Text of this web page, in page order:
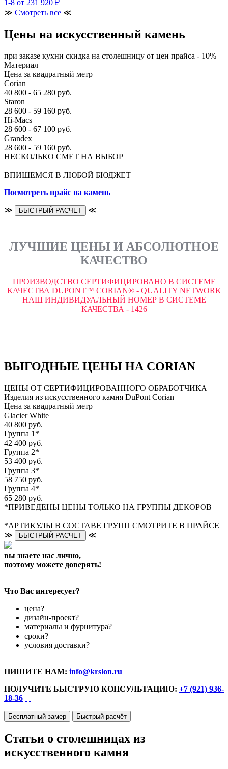
1-8 от 231 920 ₽
≫ Смотреть все ≪
Цены на искусственный камень
при заказе кухни скидка на столешницу от цен прайса - 10%
Материал
Цена за квадратный метр
Corian
40 800 - 65 280 руб.
Staron
28 600 - 59 160 руб.
Hi-Macs
28 600 - 67 100 руб.
Grandex
28 600 - 59 160 руб.
НЕСКОЛЬКО СМЕТ НА ВЫБОР
|
ВПИШЕМСЯ В ЛЮБОЙ БЮДЖЕТ
Посмотреть прайс на камень
≫ БЫСТРЫЙ РАСЧЕТ ≪
ЛУЧШИЕ ЦЕНЫ И АБСОЛЮТНОЕ
КАЧЕСТВО
ПРОИЗВОДСТВО СЕРТИФИЦИРОВАНО В СИСТЕМЕ
КАЧЕСТВА DUPONT™ CORIAN® - QUALITY NETWORK
НАШ ИНДИВИДУАЛЬНЫЙ НОМЕР В СИСТЕМЕ
КАЧЕСТВА - 1426
ВЫГОДНЫЕ ЦЕНЫ НА CORIAN
ЦЕНЫ ОТ СЕРТИФИЦИРОВАННОГО ОБРАБОТЧИКА
Изделия из искусственного камня DuPont Corian
Цена за квадратный метр
Glacier White
40 800 руб.
Группа 1*
42 400 руб.
Группа 2*
53 400 руб.
Группа 3*
58 750 руб.
Группа 4*
65 280 руб.
*ПРИВЕДЕНЫ ЦЕНЫ ТОЛЬКО НА ГРУППЫ ДЕКОРОВ
|
*АРТИКУЛЫ В СОСТАВЕ ГРУПП СМОТРИТЕ В ПРАЙСЕ
≫
БЫСТРЫЙ РАСЧЕТ ≪
вы знаете нас лично,
поэтому можете доверять!
Что Вас интересует?
цена?
дизайн-проект?
материалы и фурнитура?
сроки?
условия доставки?
ПИШИТЕ НАМ: info@krslon.ru
ПОЛУЧИТЕ БЫСТРУЮ КОНСУЛЬТАЦИЮ: +7 (921) 936-
18-36
Бесплатный замер Быстрый расчёт
Статьи о столешницах из
искусственного камня